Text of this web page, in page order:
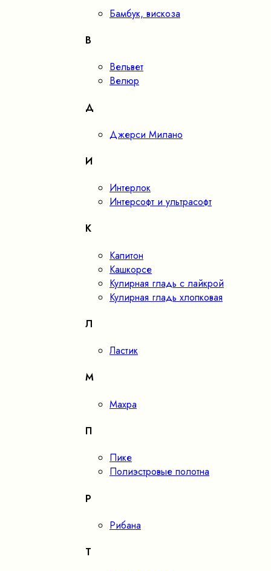
Бамбук, вискоза
В
Вельвет
Велюр
Д
Джерси Милано
И
Интерлок
Интерсофт и ультрасофт
К
Капитон
Кашкорсе
Кулирная гладь с лайкрой
Кулирная гладь хлопковая
Л
Ластик
М
Махра
П
Пике
Полиэстровые полотна
Р
Рибана
Т